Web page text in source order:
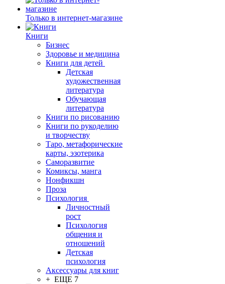
Только в интернет-магазине
Книги
Бизнес
Здоровье и медицина
Книги для детей
Детская
художественная
литература
Обучающая
литература
Книги по рисованию
Книги по рукоделию
и творчеству
Таро, метафорические
карты, эзотерика
Саморазвитие
Комиксы, манга
Нонфикшн
Проза
Психология
Личностный
рост
Психология
общения и
отношений
Детская
психология
Аксессуары для книг
+ ЕЩЕ 7